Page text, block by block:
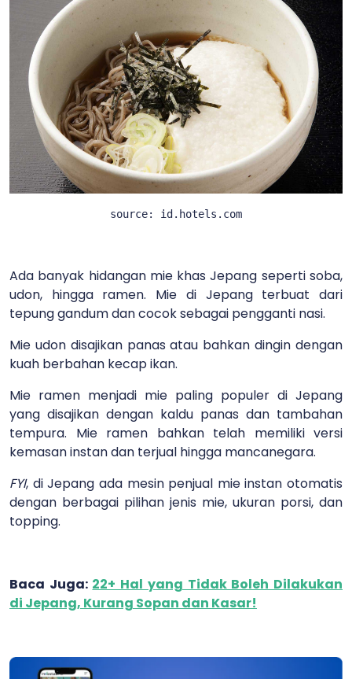
source: id.hotels.com
Ada banyak hidangan mie khas Jepang seperti soba,
udon, hingga ramen. Mie di Jepang terbuat dari
tepung gandum dan cocok sebagai pengganti nasi.
Mie udon disajikan panas atau bahkan dingin dengan
kuah berbahan kecap ikan.
Mie ramen menjadi mie paling populer di Jepang
yang disajikan dengan kaldu panas dan tambahan
tempura. Mie ramen bahkan telah memiliki versi
kemasan instan dan terjual hingga mancanegara.
FYI, di Jepang ada mesin penjual mie instan otomatis
dengan berbagai pilihan jenis mie, ukuran porsi, dan
topping.
Baca Juga: 22+ Hal yang Tidak Boleh Dilakukan
di Jepang, Kurang Sopan dan Kasar!